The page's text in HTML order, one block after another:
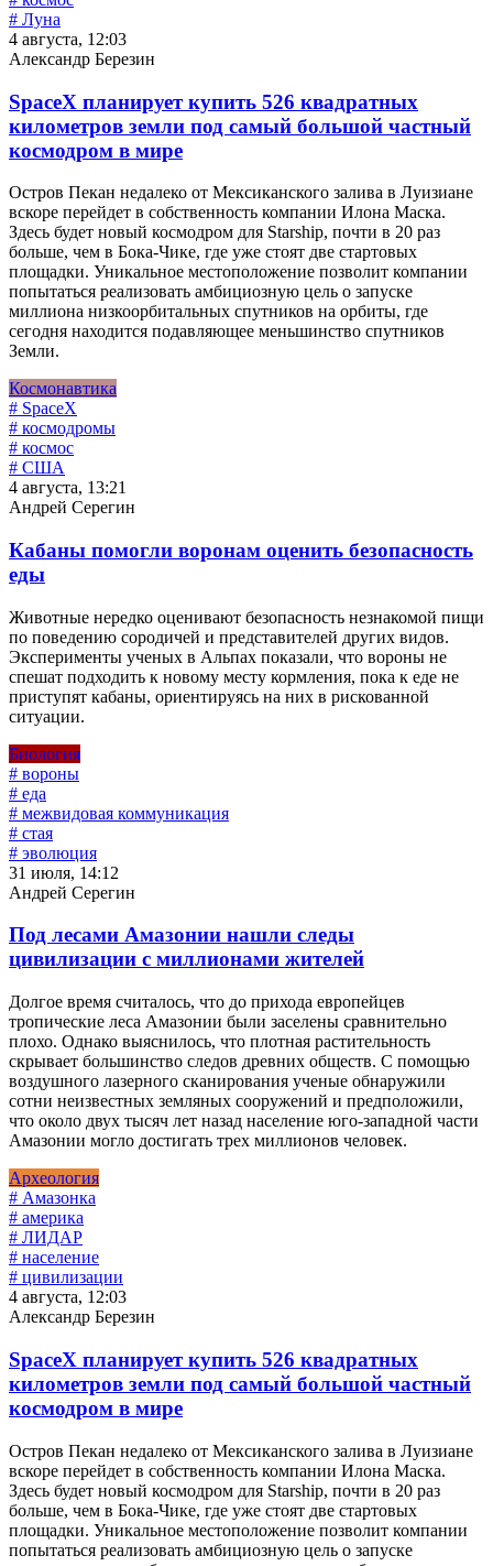
# Луна
4 августа, 12:03
Александр Березин
SpaceX планирует купить 526 квадратных
километров земли под самый большой частный
космодром в мире
Остров Пекан недалеко от Мексиканского залива в Луизиане
вскоре перейдет в собственность компании Илона Маска.
Здесь будет новый космодром для Starship, почти в 20 раз
больше, чем в Бока-Чике, где уже стоят две стартовых
площадки. Уникальное местоположение позволит компании
попытаться реализовать амбициозную цель о запуске
миллиона низкоорбитальных спутников на орбиты, где
сегодня находится подавляющее меньшинство спутников
Земли.
Космонавтика
# SpaceX
# космодромы
# космос
# США
4 августа, 13:21
Андрей Серегин
Кабаны помогли воронам оценить безопасность
еды
Животные нередко оценивают безопасность незнакомой пищи
по поведению сородичей и представителей других видов.
Эксперименты ученых в Альпах показали, что вороны не
спешат подходить к новому месту кормления, пока к еде не
приступят кабаны, ориентируясь на них в рискованной
ситуации.
Биология
# вороны
# еда
# межвидовая коммуникация
# стая
# эволюция
31 июля, 14:12
Андрей Серегин
Под лесами Амазонии нашли следы
цивилизации с миллионами жителей
Долгое время считалось, что до прихода европейцев
тропические леса Амазонии были заселены сравнительно
плохо. Однако выяснилось, что плотная растительность
скрывает большинство следов древних обществ. С помощью
воздушного лазерного сканирования ученые обнаружили
сотни неизвестных земляных сооружений и предположили,
что около двух тысяч лет назад население юго-западной части
Амазонии могло достигать трех миллионов человек.
Археология
# Амазонка
# америка
# ЛИДАР
# население
# цивилизации
4 августа, 12:03
Александр Березин
SpaceX планирует купить 526 квадратных
километров земли под самый большой частный
космодром в мире
Остров Пекан недалеко от Мексиканского залива в Луизиане
вскоре перейдет в собственность компании Илона Маска.
Здесь будет новый космодром для Starship, почти в 20 раз
больше, чем в Бока-Чике, где уже стоят две стартовых
площадки. Уникальное местоположение позволит компании
попытаться реализовать амбициозную цель о запуске